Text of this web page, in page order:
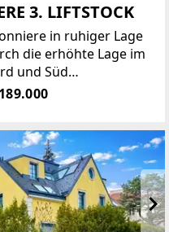
3. LIFTSTOCK
in ruhiger Lage
die erhöhte Lage im
und Süd
und bietet eine
Sie verfügt über